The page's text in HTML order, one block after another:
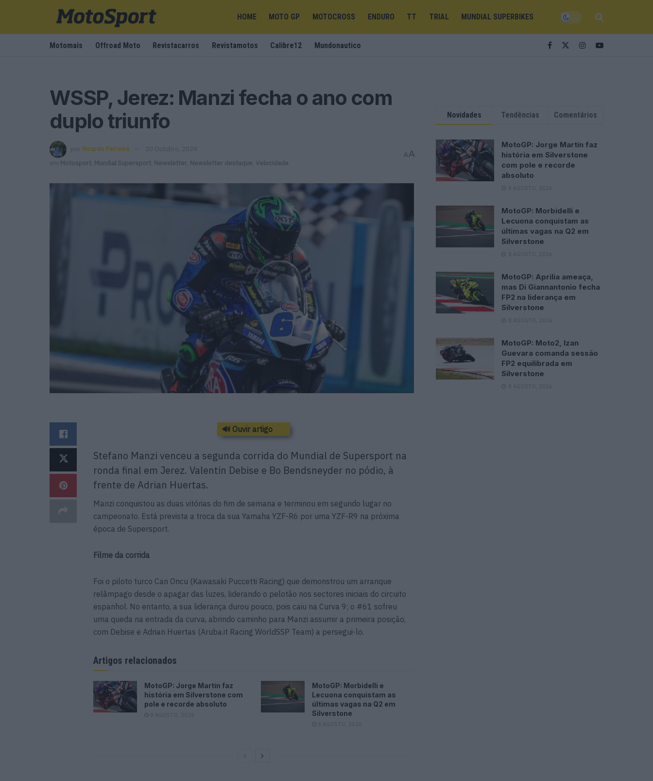
HOME MOTO GP MOTOCROSS ENDURO TT TRIAL MUNDIAL SUPERBIKES
Motomais Offroad Moto Revistacarros Revistamotos Calibre12 Mundonautico
WSSP, Jerez: Manzi fecha o ano com
duplo triunfo
por Ricardo Ferreira
20 Outubro, 2024
em
Motosport Mundial Supersport Newsletter Newsletter destaque Velocidade
AA
🔊 Ouvir artigo
Stefano Manzi venceu a segunda corrida do Mundial de Supersport na
ronda final em Jerez. Valentin Debise e Bo Bendsneyder no pódio, à
frente de Adrian Huertas.
Manzi conquistou as duas vitórias do fim de semana e terminou em segundo lugar no
campeonato. Está prevista a troca da sua Yamaha YZF-R6 por uma YZF-R9 na próxima
época de Supersport.
Filme da corrida
Foi o piloto turco Can Oncu (Kawasaki Puccetti Racing) que demonstrou um arranque
relâmpago desde o apagar das luzes, liderando o pelotão nos sectores iniciais do circuito
espanhol. No entanto, a sua liderança durou pouco, pois caiu na Curva 9; o #61 sofreu
uma queda na entrada da curva, abrindo caminho para Manzi assumir a primeira posição,
com Debise e Adrian Huertas (Aruba.it Racing WorldSSP Team) a persegui-lo.
Artigos relacionados
MotoGP: Jorge Martín faz
história em Silverstone com
pole e recorde absoluto
8 AGOSTO, 2026
MotoGP: Morbidelli e
Lecuona conquistam as
últimas vagas na Q2 em
Silverstone
8 AGOSTO, 2026
Novidades Tendências Comentários
MotoGP: Jorge Martín faz
história em Silverstone
com pole e recorde
absoluto
8 AGOSTO, 2026
MotoGP: Morbidelli e
Lecuona conquistam as
últimas vagas na Q2 em
Silverstone
8 AGOSTO, 2026
MotoGP: Aprilia ameaça,
mas Di Giannantonio fecha
FP2 na liderança em
Silverstone
8 AGOSTO, 2026
MotoGP: Moto2, Izan
Guevara comanda sessão
FP2 equilibrada em
Silverstone
8 AGOSTO, 2026